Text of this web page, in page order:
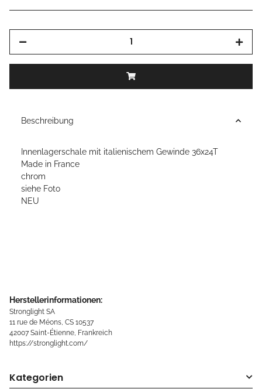
Beschreibung
Innenlagerschale mit italienischem Gewinde 36x24T
Made in France
chrom
siehe Foto
NEU
Herstellerinformationen:
Stronglight SA
11 rue de Méons, CS 10537
42007 Saint-Étienne, Frankreich
https://stronglight.com/
Kategorien